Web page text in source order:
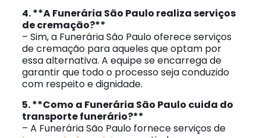
4. **A Funerária São Paulo realiza serviços
de cremação?**
– Sim, a Funerária São Paulo oferece serviços
de cremação para aqueles que optam por
essa alternativa. A equipe se encarrega de
garantir que todo o processo seja conduzido
com respeito e dignidade.
5. **Como a Funerária São Paulo cuida do
transporte funerário?**
– A Funerária São Paulo fornece serviços de